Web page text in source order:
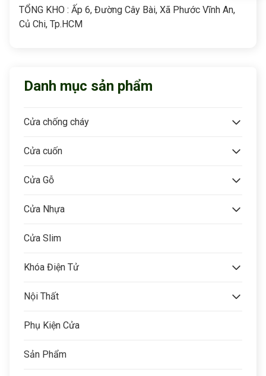
TỔNG KHO : Ấp 6, Đường Cây Bài, Xã Phước Vĩnh An,
Củ Chi, Tp.HCM
Danh mục sản phẩm
Cửa chống cháy
Cửa cuốn
Cửa Gỗ
Cửa Nhựa
Cửa Slim
Khóa Điện Tử
Nội Thất
Phụ Kiện Cửa
Sản Phẩm